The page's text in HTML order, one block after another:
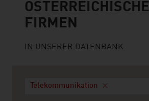
ÖSTERREICHISCHE
FIRMEN
IN UNSERER DATENBANK
Telekommunikation